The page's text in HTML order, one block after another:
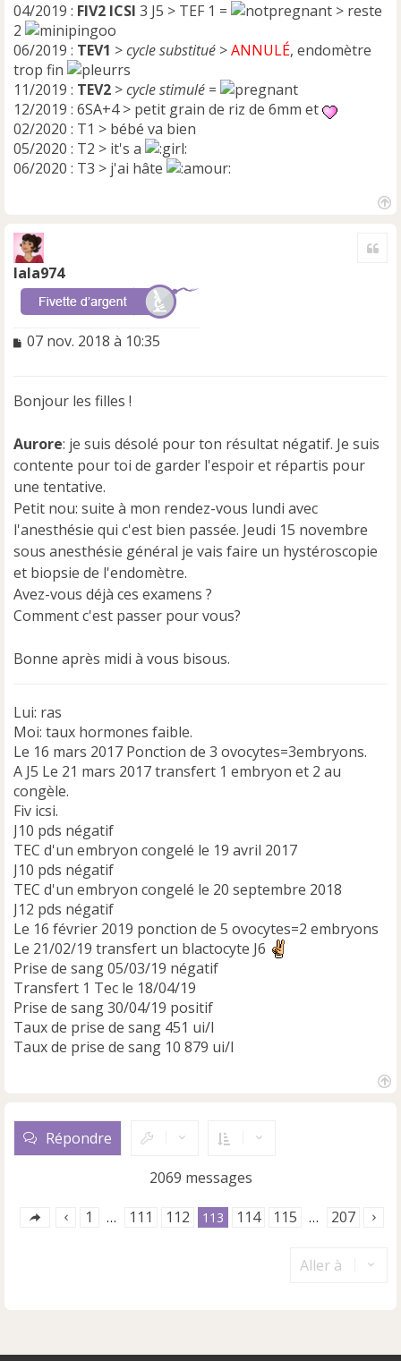
04/2019 : FIV2 ICSI 3 J5 > TEF 1 =
> reste
2
06/2019 : TEV1 >cycle substitué >ANNULÉ, endomètre
trop fin
11/2019 : TEV2 >cycle stimulé =
12/2019 : 6SA+4 > petit grain de riz de 6mm et
02/2020 : T1 > bébé va bien
05/2020 : T2 > it's a
06/2020 : T3 > j'ai hâte
lala974
M
a
e
n
o
n
l
u
07 nov. 2018 à 10:35
Bonjour les filles !
Aurore: je suis désolé pour ton résultat négatif. Je suis
contente pour toi de garder l'espoir et répartis pour
une tentative.
Petit nou: suite à mon rendez-vous lundi avec
l'anesthésie qui c'est bien passée. Jeudi 15 novembre
sous anesthésie général je vais faire un hystéroscopie
et biopsie de l'endomètre.
Avez-vous déjà ces examens ?
Comment c'est passer pour vous?
Bonne après midi à vous bisous.
Lui: ras
Moi: taux hormones faible.
Le 16 mars 2017 Ponction de 3 ovocytes=3embryons.
A J5 Le 21 mars 2017 transfert 1 embryon et 2 au
congèle.
Fiv icsi.
J10 pds négatif
TEC d'un embryon congelé le 19 avril 2017
J10 pds négatif
TEC d'un embryon congelé le 20 septembre 2018
J12 pds négatif
Le 16 février 2019 ponction de 5 ovocytes=2 embryons
Le 21/02/19 transfert un blactocyte J6
Prise de sang 05/03/19 négatif
Transfert 1 Tec le 18/04/19
Prise de sang 30/04/19 positif
Taux de prise de sang 451 ui/l
Taux de prise de sang 10 879 ui/l
Répondre
2069 messages
1 … 111 112 113 114 115 … 207
Aller à